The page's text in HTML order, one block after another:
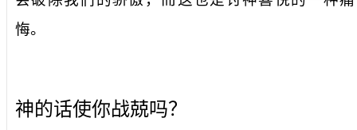
悔。
神的话使你战兢吗？